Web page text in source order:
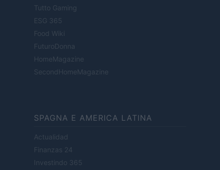
Tutto Gaming
ESG 365
Food Wiki
FuturoDonna
HomeMagazine
SecondHomeMagazine
SPAGNA E AMERICA LATINA
Actualidad
Finanzas 24
Investindo 365